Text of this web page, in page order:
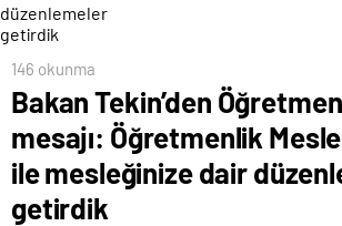
146 okunma
Bakan Tekin’den
mesajı: Öğretmenlik
ile mesleğinize dair
getirdik